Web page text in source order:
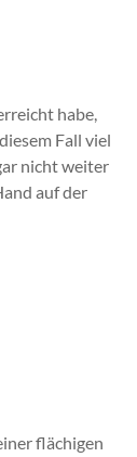
habe,
Fall viel
nicht weiter
auf der
flächigen